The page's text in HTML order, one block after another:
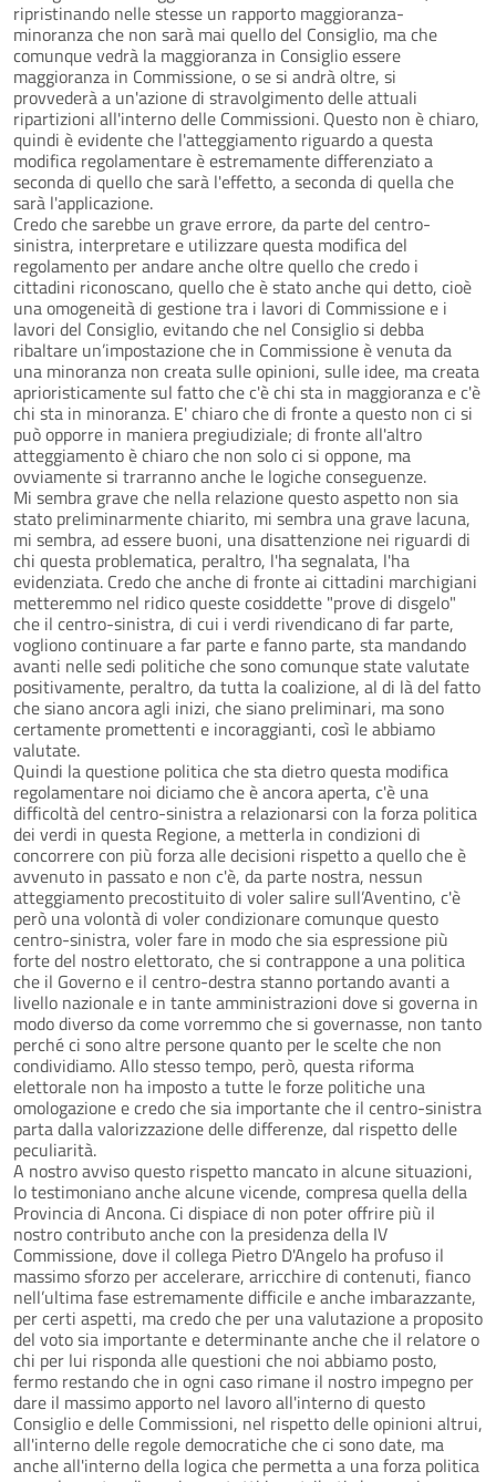
ripristinando nelle stesse un rapporto maggioranza-
minoranza che non sarà mai quello del Consiglio, ma che
comunque vedrà la maggioranza in Consiglio essere
maggioranza in Commissione, o se si andrà oltre, si
provvederà a un'azione di stravolgimento delle attuali
ripartizioni all'interno delle Commissioni. Questo non è chiaro,
quindi è evidente che l'atteggiamento riguardo a questa
modifica regolamentare è estremamente differenziato a
seconda di quello che sarà l'effetto, a seconda di quella che
sarà l'applicazione.
Credo che sarebbe un grave errore, da parte del centro-
sinistra, interpretare e utilizzare questa modifica del
regolamento per andare anche oltre quello che credo i
cittadini riconoscano, quello che è stato anche qui detto, cioè
una omogeneità di gestione tra i lavori di Commissione e i
lavori del Consiglio, evitando che nel Consiglio si debba
ribaltare un’impostazione che in Commissione è venuta da
una minoranza non creata sulle opinioni, sulle idee, ma creata
aprioristicamente sul fatto che c'è chi sta in maggioranza e c'è
chi sta in minoranza. E' chiaro che di fronte a questo non ci si
può opporre in maniera pregiudiziale; di fronte all'altro
atteggiamento è chiaro che non solo ci si oppone, ma
ovviamente si trarranno anche le logiche conseguenze.
Mi sembra grave che nella relazione questo aspetto non sia
stato preliminarmente chiarito, mi sembra una grave lacuna,
mi sembra, ad essere buoni, una disattenzione nei riguardi di
chi questa problematica, peraltro, l'ha segnalata, l'ha
evidenziata. Credo che anche di fronte ai cittadini marchigiani
metteremmo nel ridico queste cosiddette "prove di disgelo"
che il centro-sinistra, di cui i verdi rivendicano di far parte,
vogliono continuare a far parte e fanno parte, sta mandando
avanti nelle sedi politiche che sono comunque state valutate
positivamente, peraltro, da tutta la coalizione, al di là del fatto
che siano ancora agli inizi, che siano preliminari, ma sono
certamente promettenti e incoraggianti, così le abbiamo
valutate.
Quindi la questione politica che sta dietro questa modifica
regolamentare noi diciamo che è ancora aperta, c'è una
difficoltà del centro-sinistra a relazionarsi con la forza politica
dei verdi in questa Regione, a metterla in condizioni di
concorrere con più forza alle decisioni rispetto a quello che è
avvenuto in passato e non c'è, da parte nostra, nessun
atteggiamento precostituito di voler salire sull’Aventino, c'è
però una volontà di voler condizionare comunque questo
centro-sinistra, voler fare in modo che sia espressione più
forte del nostro elettorato, che si contrappone a una politica
che il Governo e il centro-destra stanno portando avanti a
livello nazionale e in tante amministrazioni dove si governa in
modo diverso da come vorremmo che si governasse, non tanto
perché ci sono altre persone quanto per le scelte che non
condividiamo. Allo stesso tempo, però, questa riforma
elettorale non ha imposto a tutte le forze politiche una
omologazione e credo che sia importante che il centro-sinistra
parta dalla valorizzazione delle differenze, dal rispetto delle
peculiarità.
A nostro avviso questo rispetto mancato in alcune situazioni,
lo testimoniano anche alcune vicende, compresa quella della
Provincia di Ancona. Ci dispiace di non poter offrire più il
nostro contributo anche con la presidenza della IV
Commissione, dove il collega Pietro D'Angelo ha profuso il
massimo sforzo per accelerare, arricchire di contenuti, fianco
nell’ultima fase estremamente difficile e anche imbarazzante,
per certi aspetti, ma credo che per una valutazione a proposito
del voto sia importante e determinante anche che il relatore o
chi per lui risponda alle questioni che noi abbiamo posto,
fermo restando che in ogni caso rimane il nostro impegno per
dare il massimo apporto nel lavoro all'interno di questo
Consiglio e delle Commissioni, nel rispetto delle opinioni altrui,
all'interno delle regole democratiche che ci sono date, ma
anche all'interno della logica che permetta a una forza politica